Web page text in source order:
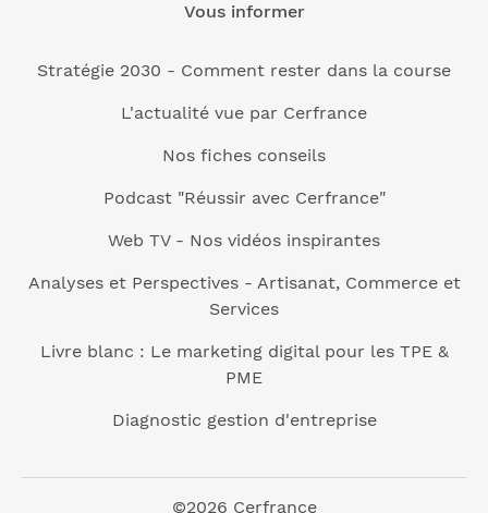
Vous informer
Stratégie 2030 - Comment rester dans la course
L'actualité vue par Cerfrance
Nos fiches conseils
Podcast "Réussir avec Cerfrance"
Web TV - Nos vidéos inspirantes
Analyses et Perspectives - Artisanat, Commerce et
Services
Livre blanc : Le marketing digital pour les TPE &
PME
Diagnostic gestion d'entreprise
©2026 Cerfrance